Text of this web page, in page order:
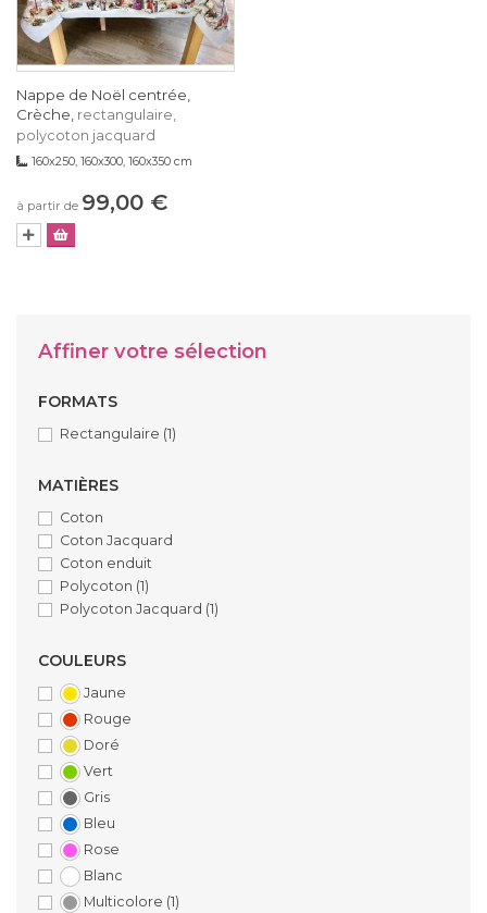
Nappe de Noël centrée,
Crèche, rectangulaire,
polycoton jacquard
160x250, 160x300, 160x350 cm
à partir de 99,00 €
Affiner votre sélection
FORMATS
Rectangulaire (1)
MATIÈRES
Coton
Coton Jacquard
Coton enduit
Polycoton (1)
Polycoton Jacquard (1)
COULEURS
Jaune
Rouge
Doré
Vert
Gris
Bleu
Rose
Blanc
Multicolore (1)